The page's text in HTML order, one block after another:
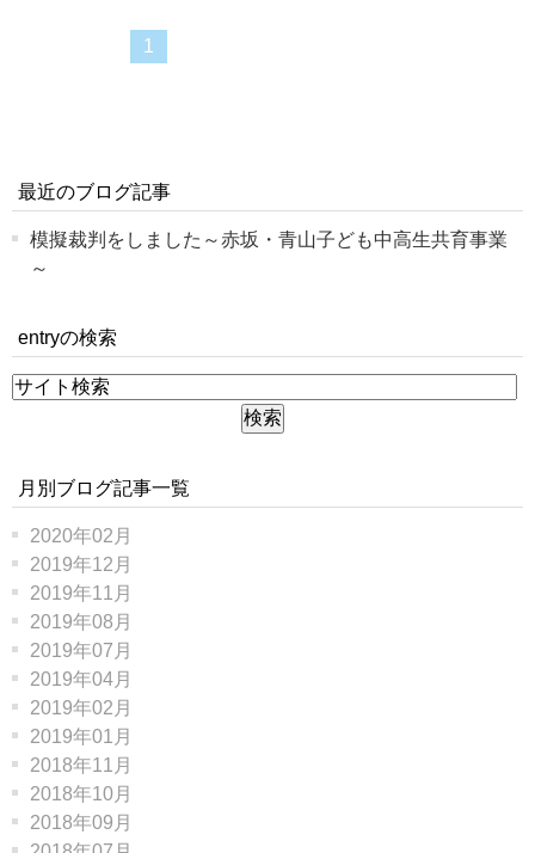
1
最近のブログ記事
模擬裁判をしました～赤坂・青山子ども中高生共育事業
～
entryの検索
月別ブログ記事一覧
2020年02月
2019年12月
2019年11月
2019年08月
2019年07月
2019年04月
2019年02月
2019年01月
2018年11月
2018年10月
2018年09月